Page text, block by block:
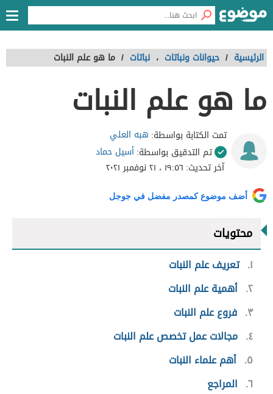
الرئيسية / حيوانات ونباتات ، نباتات / ما هو علم النبات
ما هو علم النبات
تمت الكتابة بواسطة: هبه العلي
تم التدقيق بواسطة:أسيل حماد
آخر تحديث: ١٩:٥٦ ، ٢١ نوفمبر ٢٠٢١
أضف موضوع كمصدر مفضل في جوجل
محتويات
١ تعريف علم النبات
٢ أهمية علم النبات
٣ فروع علم النبات
٤ مجالات عمل تخصص علم النبات
٥ أهم علماء النبات
٦ المراجع